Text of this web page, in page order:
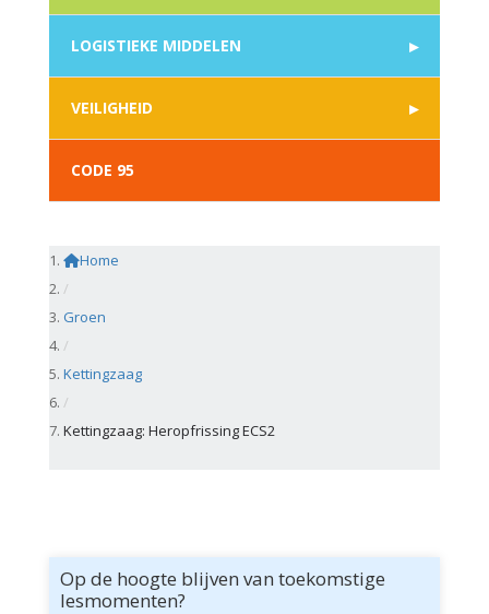
LOGISTIEKE MIDDELEN
VEILIGHEID
CODE 95
Home
/
Groen
/
Kettingzaag
/
Kettingzaag: Heropfrissing ECS2
Op de hoogte blijven van toekomstige
lesmomenten?